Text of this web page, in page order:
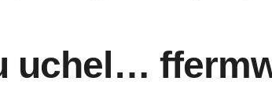
uchel…